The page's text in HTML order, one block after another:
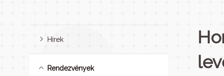
Hírek
Rendezvények